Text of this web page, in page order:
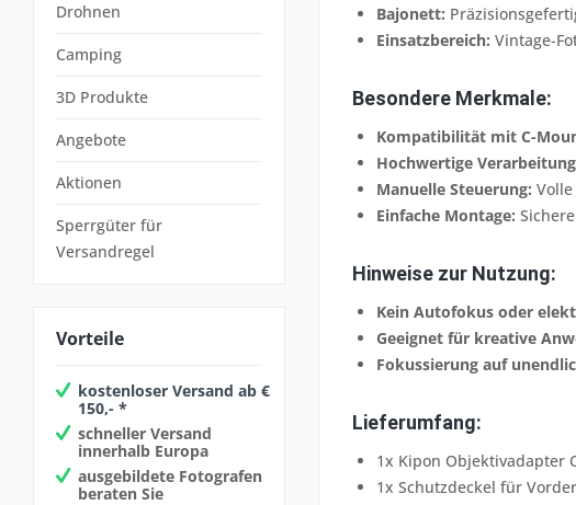
Drohnen
Camping
3D Produkte
Angebote
Aktionen
Sperrgüter für
Versandregel
Vorteile
kostenloser Versand ab €
150,- *
schneller Versand
innerhalb Europa
ausgebildete Fotografen
beraten Sie
Bajonett:
Einsatzbereich: Vintage-
Besondere Merkmale:
Kompatibilität mit C-
Hochwertige
Manuelle Steuerung:
Einfache Montage:
Hinweise zur Nutzung:
Kein Autofokus oder
Geeignet für kreative
Fokussierung auf
Lieferumfang:
1x Kipon Objektivadapter
1x Schutzdeckel für